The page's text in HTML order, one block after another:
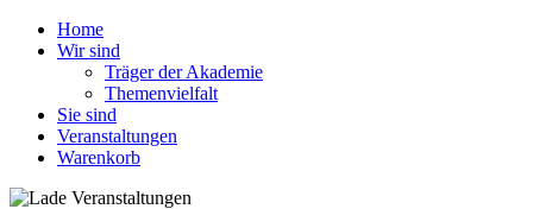
Home
Wir sind
Träger der Akademie
Themenvielfalt
Sie sind
Veranstaltungen
Warenkorb